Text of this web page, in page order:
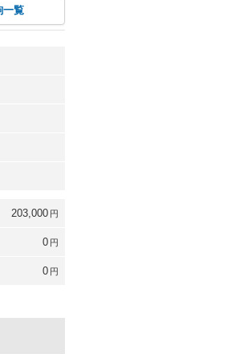
一覧
203,000 円
0 円
0 円